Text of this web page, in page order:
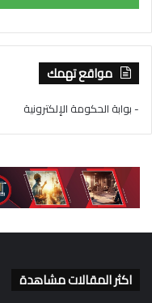
مواقع تهمك
- بوابة الحكومة الإلكترونية
اكثر المقالات مشاهدة